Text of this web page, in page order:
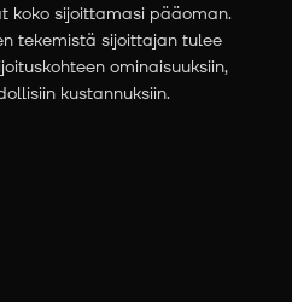
koko sijoittamasi pääoman.
tekemistä sijoittajan tulee
ominaisuuksiin,
kustannuksiin.